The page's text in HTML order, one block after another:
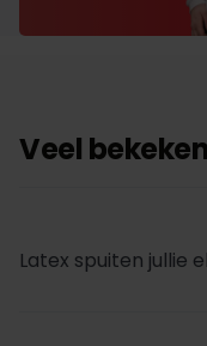
Veel
Latex spuiten jullie